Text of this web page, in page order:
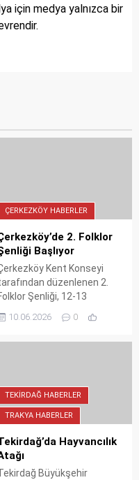
için medya yalnızca bir
ÇERKEZKÖY HABERLER
2. Folklor
Başlıyor
Kent Konseyi
düzenlenen 2.
Şenliği, 12-13
Atatürk Kültür
saat 20.00'de
Ücretsiz etkinliğe tüm
davetli.
10.06.2026 0
TEKIRDAĞ HABERLER
TRAKYA HABERLER
Hayvancılık
Büyükşehir